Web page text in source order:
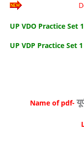
UP VDO Practice Set 1
UP VDP Practice Set
Name of pdf-